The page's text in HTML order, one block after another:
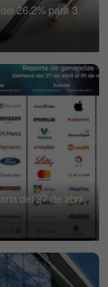
26,2% para 3
del 27 de abril